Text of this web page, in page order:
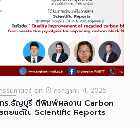
รมศาสตร์ on กรกฎาคม 4, 2025
ร.ธัญบุรี ตีพิมพ์ผลงาน Carbon
ถยนต์ใน Scientific Reports